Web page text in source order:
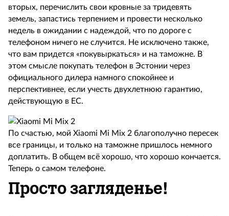
вторых, перечислить свои кровные за тридевять
земель, запастись терпением и провести несколько
недель в ожидании с надеждой, что по дороге с
телефоном ничего не случится. Не исключено также,
что вам придется «покувыркаться» и на таможне. В
этом смысле покупать телефон в Эстонии через
официального дилера намного спокойнее и
перспективнее, если учесть двухлетнюю гарантию,
действующую в ЕС.
По счастью, мой Xiaomi Mi Mix 2 благополучно пересек
все границы, и только на таможне пришлось немного
доплатить. В общем всё хорошо, что хорошо кончается.
Теперь о самом телефоне.
Просто загляденье!